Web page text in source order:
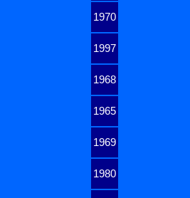
1970
1997
1968
1965
1969
1980